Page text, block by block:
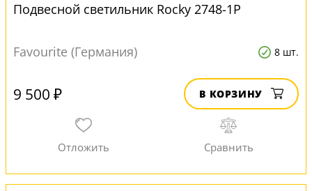
Подвесной светильник Rocky 2748-1P
Favourite (Германия) 8 шт.
9 500 ₽ В КОРЗИНУ